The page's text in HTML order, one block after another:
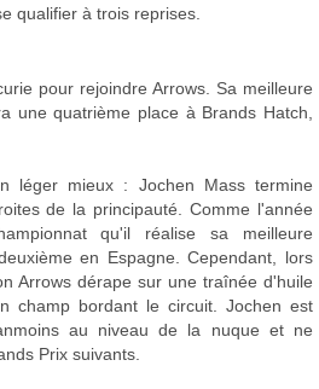
qualifier à trois reprises.
pour rejoindre Arrows. Sa meilleure
une quatrième place à Brands Hatch,
léger mieux : Jochen Mass termine
de la principauté. Comme l'année
qu'il réalise sa meilleure
en Espagne. Cependant, lors
Arrows dérape sur une traînée d'huile
champ bordant le circuit. Jochen est
au niveau de la nuque et ne
Prix suivants.